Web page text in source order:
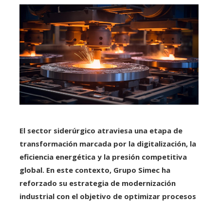
El sector siderúrgico atraviesa una etapa de
transformación marcada por la digitalización, la
eficiencia energética y la presión competitiva
global. En este contexto, Grupo Simec ha
reforzado su estrategia de modernización
industrial con el objetivo de optimizar procesos